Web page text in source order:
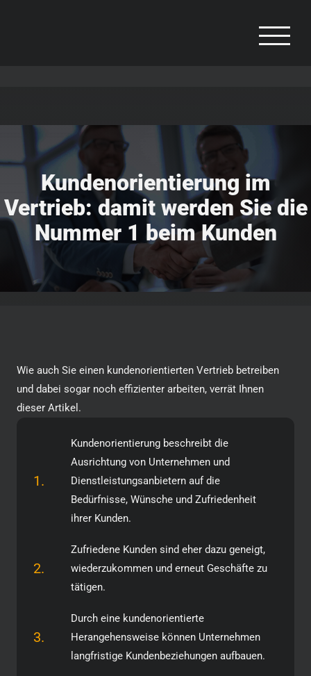
Kundenorientierung im
Vertrieb: damit werden Sie die
Nummer 1 beim Kunden
Wie auch Sie einen kundenorientierten Vertrieb betreiben
und dabei sogar noch effizienter arbeiten, verrät Ihnen
dieser Artikel.
1.
Kundenorientierung beschreibt die
Ausrichtung von Unternehmen und
Dienstleistungsanbietern auf die
Bedürfnisse, Wünsche und Zufriedenheit
ihrer Kunden.
2.
Zufriedene Kunden sind eher dazu geneigt,
wiederzukommen und erneut Geschäfte zu
tätigen.
3.
Durch eine kundenorientierte
Herangehensweise können Unternehmen
langfristige Kundenbeziehungen aufbauen.